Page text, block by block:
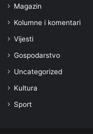
Magazin
Kolumne i komentari
Vijesti
Gospodarstvo
Uncategorized
Kultura
Sport